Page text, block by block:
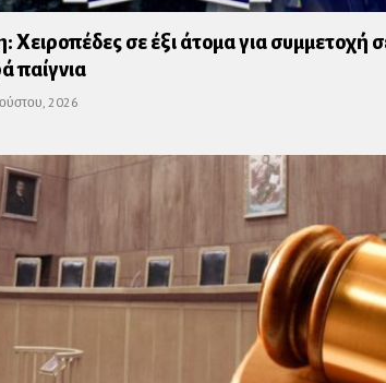
Χειροπέδες σε έξι άτομα για συμμετοχή
παίγνια
2026